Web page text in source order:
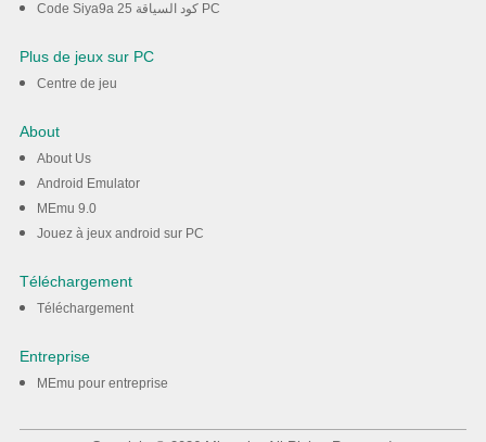
Code Siya9a 25 كود السياقة PC
Plus de jeux sur PC
Centre de jeu
About
About Us
Android Emulator
MEmu 9.0
Jouez à jeux android sur PC
Téléchargement
Téléchargement
Entreprise
MEmu pour entreprise